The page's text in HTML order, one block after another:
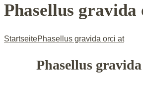
Phasellus
StartseitePhasellus gravida orci at
Phasellus